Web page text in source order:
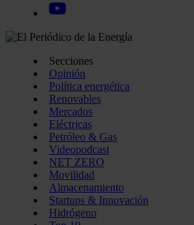
Secciones
Opinión
Política energética
Renovables
Mercados
Eléctricas
Petróleo & Gas
Videopodcast
NET ZERO
Movilidad
Almacenamiento
Startups & Innovación
Hidrógeno